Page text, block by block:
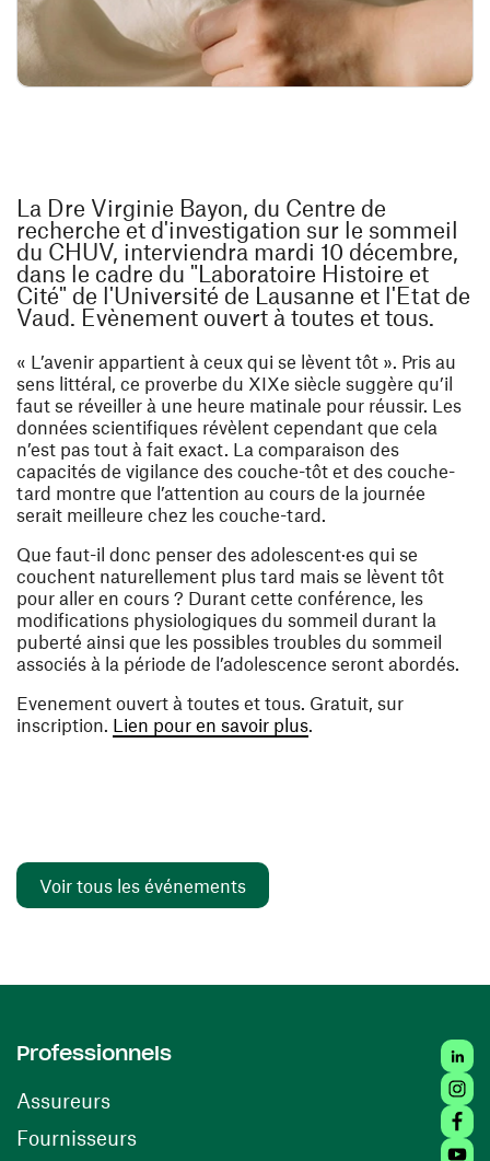
La Dre Virginie Bayon, du Centre de
recherche et d'investigation sur le sommeil
du CHUV, interviendra mardi 10 décembre,
dans le cadre du "Laboratoire Histoire et
Cité" de l'Université de Lausanne et l'Etat de
Vaud. Evènement ouvert à toutes et tous.
« L’avenir appartient à ceux qui se lèvent tôt ». Pris au
sens littéral, ce proverbe du XIXe siècle suggère qu’il
faut se réveiller à une heure matinale pour réussir. Les
données scientifiques révèlent cependant que cela
n’est pas tout à fait exact. La comparaison des
capacités de vigilance des couche-tôt et des couche-
tard montre que l’attention au cours de la journée
serait meilleure chez les couche-tard.
Que faut-il donc penser des adolescent·es qui se
couchent naturellement plus tard mais se lèvent tôt
pour aller en cours ? Durant cette conférence, les
modifications physiologiques du sommeil durant la
puberté ainsi que les possibles troubles du sommeil
associés à la période de l’adolescence seront abordés.
Evenement ouvert à toutes et tous. Gratuit, sur
inscription. Lien pour en savoir plus(ouvre une nouvelle
.
Voir tous les événements
Professionnels
Assureurs
Fournisseurs(ouvre une nouvelle fenêtre)